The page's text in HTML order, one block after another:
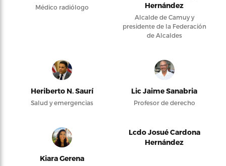
Médico radiólogo
Hernández
Alcalde de Camuy y
presidente de la Federación
de Alcaldes
Heriberto N. Saurí
Salud y emergencias
Lic Jaime Sanabria
Profesor de derecho
Kiara Gerena
Lcdo Josué Cardona
Hernández